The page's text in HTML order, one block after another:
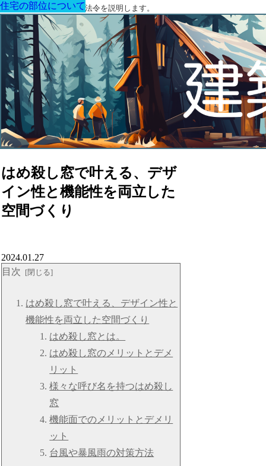
建築に関する用語と関連法令を説明します。
はめ殺し窓で叶える、デザ
イン性と機能性を両立した
空間づくり
住宅の部位について
2024.01.27
目次
はめ殺し窓で叶える、デザイン性と
機能性を両立した空間づくり
はめ殺し窓とは。
はめ殺し窓のメリットとデメ
リット
様々な呼び名を持つはめ殺し
窓
機能面でのメリットとデメリ
ット
台風や暴風雨の対策方法
住宅の部位について
住宅の部位について
住宅の部位について
住宅の部位について
住宅の部位について
住宅の部位について